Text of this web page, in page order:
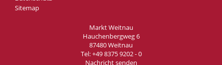
Sitemap
Markt Weitnau
Hauchenbergweg 6
87480 Weitnau
Tel:+49 8375 9202 - 0
Nachricht senden